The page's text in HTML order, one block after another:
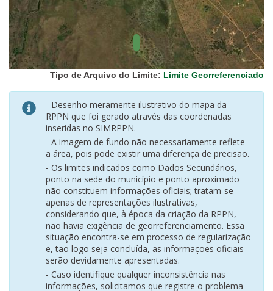
Rodovias
(IBGE)
Relevo
(IBGE)
Tipo de Arquivo do Limite: Limite Georreferenciado
- Desenho meramente ilustrativo do mapa da
RPPN que foi gerado através das coordenadas
inseridas no SIMRPPN.
- A imagem de fundo não necessariamente reflete
a área, pois pode existir uma diferença de precisão.
- Os limites indicados como Dados Secundários,
ponto na sede do município e ponto aproximado
não constituem informações oficiais; tratam-se
apenas de representações ilustrativas,
considerando que, à época da criação da RPPN,
não havia exigência de georreferenciamento. Essa
situação encontra-se em processo de regularização
e, tão logo seja concluída, as informações oficiais
serão devidamente apresentadas.
- Caso identifique qualquer inconsistência nas
informações, solicitamos que registre o problema